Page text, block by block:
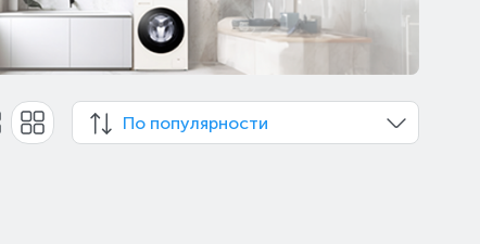
По популярности